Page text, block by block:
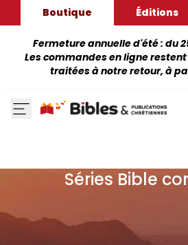
Boutique Éditions
Fermeture annuelle d'été : du
Les commandes en ligne
traitées à notre retour, à
Séries Bible